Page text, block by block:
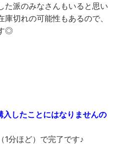
た派のみなさんもいると思い
切れの可能性もあるので、
◎
したことにはなりませんの
1分ほど）で完了です♪